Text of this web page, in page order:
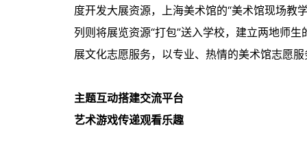
度开发大展资源，上海美术馆的“美术馆现场教
列则将展览资源“打包”送入学校，建立两地师
展文化志愿服务，以专业、热情的美术馆志愿
主题互动搭建交流平台
艺术游戏传递观看乐趣